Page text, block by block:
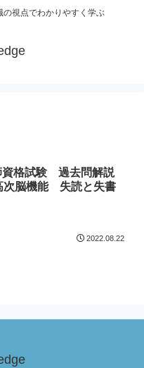
視点でわかりやすく学ぶ
資格試験 過去問解説
脳機能 失読と失書
2022.08.22